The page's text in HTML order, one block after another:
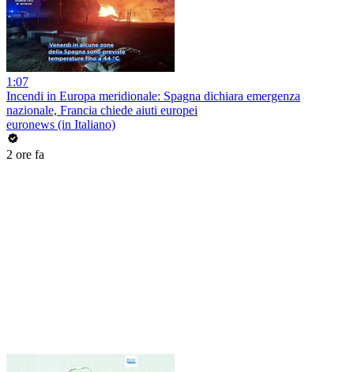
1:07
Incendi in Europa meridionale: Spagna dichiara emergenza
nazionale, Francia chiede aiuti europei
euronews (in Italiano)
2 ore fa